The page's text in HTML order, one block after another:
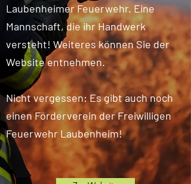
Laubenheimer Feuerwehr. Eine
Mannschaft, die ihr Handwerk
versteht! Weiteres können Sie der
Website entnehmen.
Nicht vergessen: Es gibt auch noch
einen Förderverein der Freiwilligen
Feuerwehr Laubenheim!